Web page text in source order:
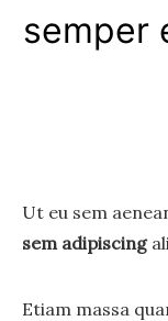
semper
Ut eu sem
sem adipiscing
Etiam massa